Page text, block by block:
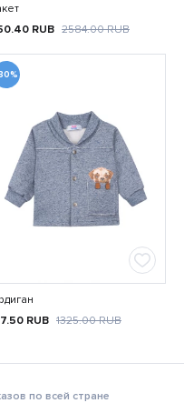
RUB 2584.00RUB
RUB 1325.00RUB
по всей стране